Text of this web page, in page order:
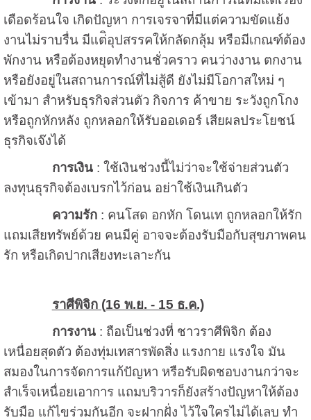
เดือดร้อนใจ เกิดปัญหา การเจรจาที่มีแต่ความขัดแย้ง
งานไม่ราบรื่น มีแต่ิอุปสรรคให้กลัดกลุ้ม หรือมีเกณฑ์ต้อง
พักงาน หรือต้องหยุดทำงานชั่วคราว คนว่างงาน ตกงาน
หรือยังอยู่ในสถานการณ์ที่ไม่สู้ดี ยังไม่มีโอกาสใหม่ ๆ
เข้ามา สำหรับธุรกิจส่วนตัว กิจการ ค้าขาย ระวังถูกโกง
หรือถูกหักหลัง ถูกหลอกให้รับออเดอร์ เสียผลประโยชน์
ธุรกิจเจ๊งได้
การเงิน: ใช้เงินช่วงนี้ไม่ว่าจะใช้จ่ายส่วนตัว
ลงทุนธุรกิจต้องเบรกไว้ก่อน อย่าใช้เงินเกินตัว
ความรัก: คนโสด อกหัก โดนเท ถูกหลอกให้รัก
แถมเสียทรัพย์ด้วย คนมีคู่ อาจจะต้องรับมือกับสุขภาพคน
รัก หรือเกิดปากเสียงทะเลาะกัน
ราศีพิจิก (16 พ.ย. - 15 ธ.ค.)
การงาน: ถือเป็นช่วงที่ ชาวราศีพิจิก ต้อง
เหนื่อยสุดตัว ต้องทุ่มเทสารพัดสิ่ง แรงกาย แรงใจ มัน
สมองในการจัดการแก้ปัญหา หรือรับผิดชอบงานกว่าจะ
สำเร็จเหนื่อยเอาการ แถมบริวารก็ยังสร้างปัญหาให้ต้อง
รับมือ แก้ไขร่วมกันอีก จะฝากฝั่ง ไว้ใจใครไม่ได้เลบ ทำ